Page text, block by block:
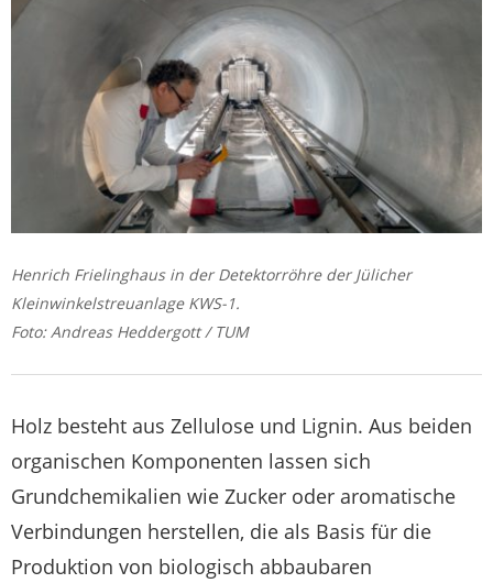
Henrich Frielinghaus in der Detektorröhre der Jülicher
Kleinwinkelstreuanlage KWS-1.
Foto: Andreas Heddergott / TUM
Holz besteht aus Zellulose und Lignin. Aus beiden
organischen Komponenten lassen sich
Grundchemikalien wie Zucker oder aromatische
Verbindungen herstellen, die als Basis für die
Produktion von biologisch abbaubaren